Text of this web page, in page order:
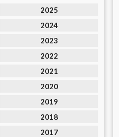
2025
2024
2023
2022
2021
2020
2019
2018
2017